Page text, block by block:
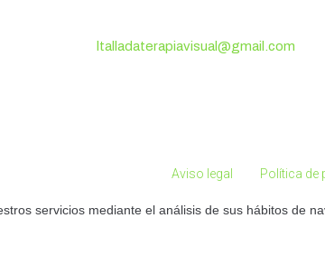
ltalladaterapiavisual@gmail.com
Aviso legal Política de
servicios mediante el análisis de sus hábitos de